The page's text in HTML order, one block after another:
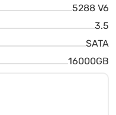
5288 V6
3.5
SATA
16000GB